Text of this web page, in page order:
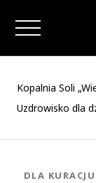
Kopalnia Soli
Uzdrowisko dla
KATEGORIA:
DLA